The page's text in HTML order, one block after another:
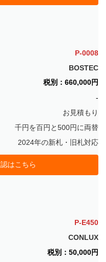
P-0008
BOSTEC
税別：660,000円
-
お見積もり
千円を百円と500円に両替
2024年の新札・旧札対応
はこちら
P-E450
CONLUX
税別：50,000円